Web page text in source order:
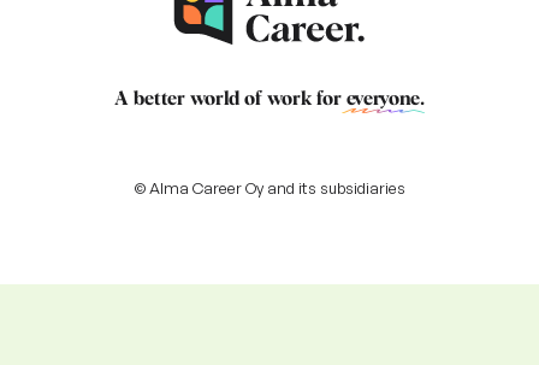
A better world of work for everyone.
© Alma Career Oy and its subsidiaries